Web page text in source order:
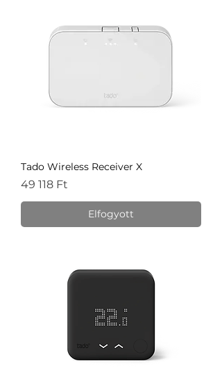
Tado Wireless Receiver X
Ár
49 118 Ft
Elfogyott